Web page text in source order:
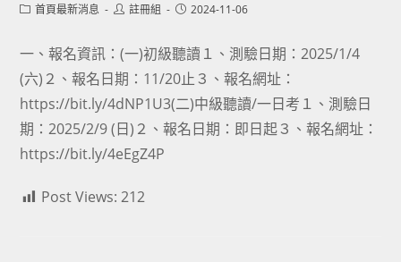
Post首頁最新消息
Post註冊組
Post2024-11-06
一、報名資訊：(一)初級聽讀１、測驗日期：2025/1/4
(六)２、報名日期：11/20止３、報名網址：
https://bit.ly/4dNP1U3(二)中級聽讀/一日考１、測驗日
期：2025/2/9 (日)２、報名日期：即日起３、報名網址：
https://bit.ly/4eEgZ4P
Post Views: 212